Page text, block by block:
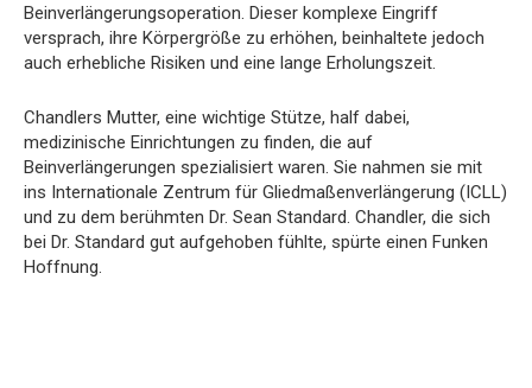
Beinverlängerungsoperation. Dieser komplexe Eingriff
versprach, ihre Körpergröße zu erhöhen, beinhaltete jedoch
auch erhebliche Risiken und eine lange Erholungszeit.
Chandlers Mutter, eine wichtige Stütze, half dabei,
medizinische Einrichtungen zu finden, die auf
Beinverlängerungen spezialisiert waren. Sie nahmen sie mit
ins Internationale Zentrum für Gliedmaßenverlängerung (ICLL)
und zu dem berühmten Dr. Sean Standard. Chandler, die sich
bei Dr. Standard gut aufgehoben fühlte, spürte einen Funken
Hoffnung.